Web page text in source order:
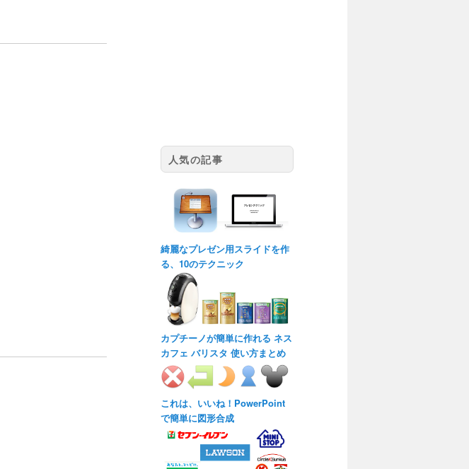
人気の記事
綺麗なプレゼン用スライドを作
る、10のテクニック
カプチーノが簡単に作れる ネス
カフェ バリスタ 使い方まとめ
これは、いいね！PowerPoint
で簡単に図形合成